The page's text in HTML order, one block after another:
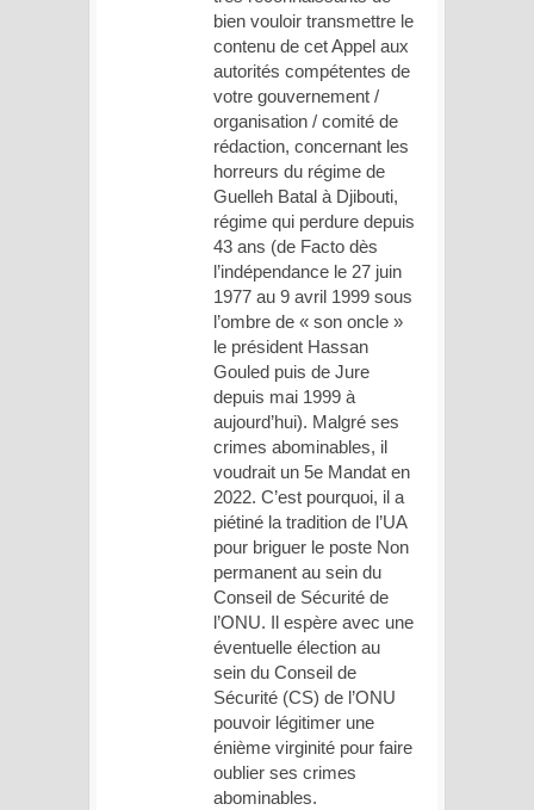
bien vouloir transmettre le
contenu de cet Appel aux
autorités compétentes de
votre gouvernement /
organisation / comité de
rédaction, concernant les
horreurs du régime de
Guelleh Batal à Djibouti,
régime qui perdure depuis
43 ans (de Facto dès
l’indépendance le 27 juin
1977 au 9 avril 1999 sous
l’ombre de « son oncle »
le président Hassan
Gouled puis de Jure
depuis mai 1999 à
aujourd’hui). Malgré ses
crimes abominables, il
voudrait un 5e Mandat en
2022. C’est pourquoi, il a
piétiné la tradition de l’UA
pour briguer le poste Non
permanent au sein du
Conseil de Sécurité de
l’ONU. Il espère avec une
éventuelle élection au
sein du Conseil de
Sécurité (CS) de l’ONU
pouvoir légitimer une
énième virginité pour faire
oublier ses crimes
abominables.